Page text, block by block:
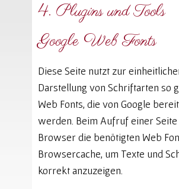
4. Plugins und Tools
Google Web Fonts
Diese Seite nutzt zur
Darstellung von Schriftarten so
Web Fonts, die von Google
werden. Beim Aufruf einer
Browser die benötigten Web
Browsercache, um Texte und
korrekt anzuzeigen.